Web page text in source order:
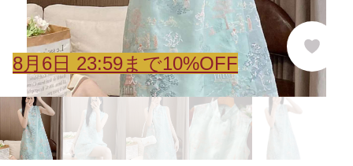
8月 6日 23:59まで10%OFF